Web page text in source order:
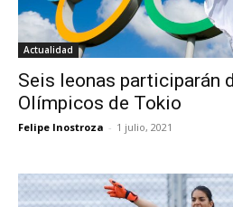
Actualidad
Seis leonas participarán
Olímpicos de Tokio
Felipe Inostroza - 1 julio, 2021